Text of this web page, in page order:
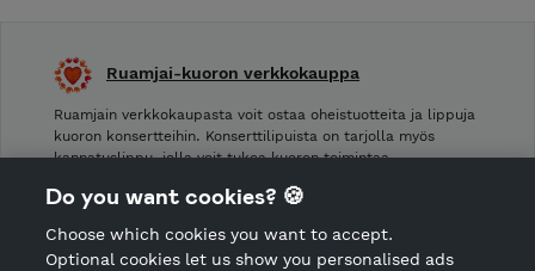
Ruamjai-kuoron verkkokauppa
Ruamjain verkkokaupasta voit ostaa oheistuotteita ja lippuja
kuoron konsertteihin. Konserttilipuista on tarjolla myös
kannatuslippu, jolla voit tukea kuoron toimintaa.
Shop Terms and Conditions
CANCEL ORDER
Do you want cookies? 🍪
Choose which cookies you want to accept.
Optional cookies let us show you personalised ads